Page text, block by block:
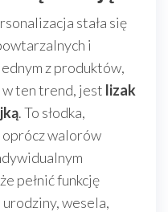
stała się
i
z produktów,
ten trend, jest lizak
. To słodka,
oprócz walorów
pełnić funkcję
wesela,